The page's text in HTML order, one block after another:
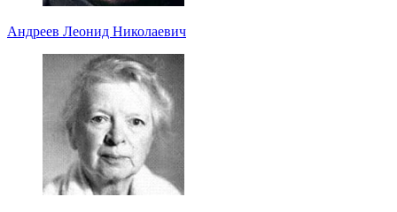
Андреев Леонид Николаевич